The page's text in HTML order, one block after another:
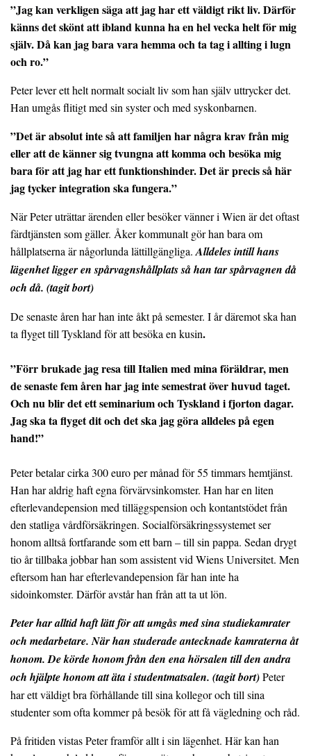
”Jag kan verkligen säga att jag har ett väldigt rikt liv. Därför
känns det skönt att ibland kunna ha en hel vecka helt för mig
själv. Då kan jag bara vara hemma och ta tag i allting i lugn
och ro.”
Peter lever ett helt normalt socialt liv som han själv uttrycker det.
Han umgås flitigt med sin syster och med syskonbarnen.
”Det är absolut inte så att familjen har några krav från mig
eller att de känner sig tvungna att komma och besöka mig
bara för att jag har ett funktionshinder. Det är precis så här
jag tycker integration ska fungera.”
När Peter uträttar ärenden eller besöker vänner i Wien är det oftast
färdtjänsten som gäller. Åker kommunalt gör han bara om
hållplatserna är någorlunda lättillgängliga. Alldeles intill hans
lägenhet ligger en spårvagnshållplats så han tar spårvagnen då
och då. (tagit bort)
De senaste åren har han inte åkt på semester. I år däremot ska han
ta flyget till Tyskland för att besöka en kusin.
”Förr brukade jag resa till Italien med mina föräldrar, men
de senaste fem åren har jag inte semestrat över huvud taget.
Och nu blir det ett seminarium och Tyskland i fjorton dagar.
Jag ska ta flyget dit och det ska jag göra alldeles på egen
hand!”
Peter betalar cirka 300 euro per månad för 55 timmars hemtjänst.
Han har aldrig haft egna förvärvsinkomster. Han har en liten
efterlevandepension med tilläggspension och kontantstödet från
den statliga vårdförsäkringen. Socialförsäkringssystemet ser
honom alltså fortfarande som ett barn – till sin pappa. Sedan drygt
tio år tillbaka jobbar han som assistent vid Wiens Universitet. Men
eftersom han har efterlevandepension får han inte ha
sidoinkomster. Därför avstår han från att ta ut lön.
Peter har alltid haft lätt för att umgås med sina studiekamrater
och medarbetare. När han studerade antecknade kamraterna åt
honom. De körde honom från den ena hörsalen till den andra
och hjälpte honom att äta i studentmatsalen. (tagit bort)Peter
har ett väldigt bra förhållande till sina kollegor och till sina
studenter som ofta kommer på besök för att få vägledning och råd.
På fritiden vistas Peter framför allt i sin lägenhet. Här kan han